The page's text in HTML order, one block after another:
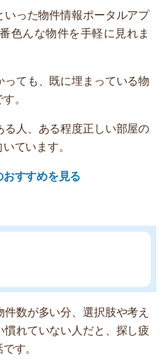
いった物件情報ポータルアプ
色んな物件を手軽に見れま
ても、既に埋まっている物
。
る人、ある程度正しい部屋の
ています。
すすめを見る
数が多い分、選択肢や考え
れていない人だと、探し疲
す。